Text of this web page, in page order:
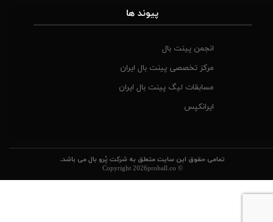
​پیوند ها
انجمن پینت بال
مرکز تخصصی پینت بال ایران
مسابقات لیگ پینت بال ایران
ایرانکپس
تمامی حقوق این سایت متعلق به شرکت پُرو بال می باشد.
© Copyright 2026proball.co